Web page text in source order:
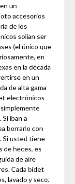
un
accesorios
de los
solían ser
(el único que
en
en la década
en un
de alta gama
electrónicos
iban a
borrarlo con
Si usted tiene
de heces, es
de aire
Cada bidet
lavado y seco.